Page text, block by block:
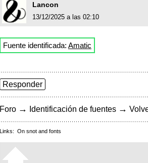
Lancon
13/12/2025 a las 02:10
Fuente identificada: Amatic
Responder
Foro → Identificación de fuentes →
Links: On snot and fonts